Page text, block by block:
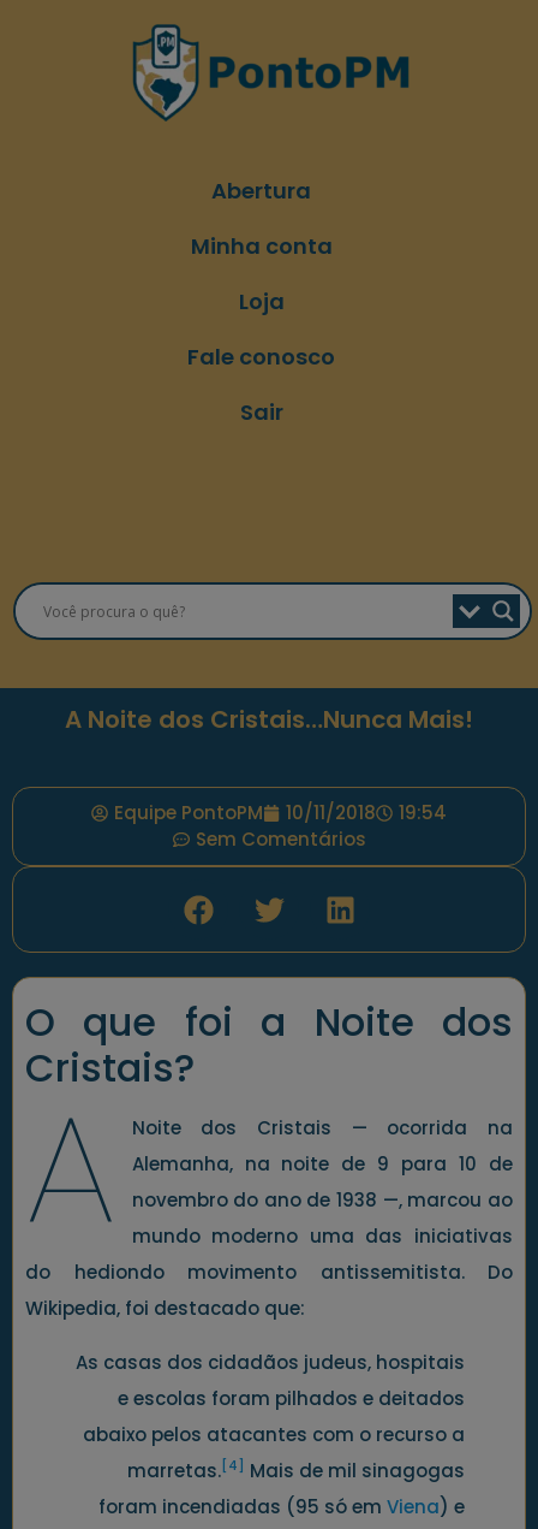
Abertura
Minha conta
Loja
Fale conosco
Sair
A Noite dos Cristais…Nunca Mais!
Equipe PontoPM 10/11/2018
19:54
Sem Comentários
O que foi a Noite dos
Cristais?
A
Noite dos Cristais — ocorrida na
Alemanha, na noite de 9 para 10 de
novembro do ano de 1938 —, marcou ao
mundo moderno uma das iniciativas
do hediondo movimento antissemitista. Do
Wikipedia, foi destacado que:
As casas dos cidadãos judeus, hospitais
e escolas foram pilhados e deitados
abaixo pelos atacantes com o recurso a
marretas.[4] Mais de mil sinagogas
foram incendiadas (95 só em Viena) e